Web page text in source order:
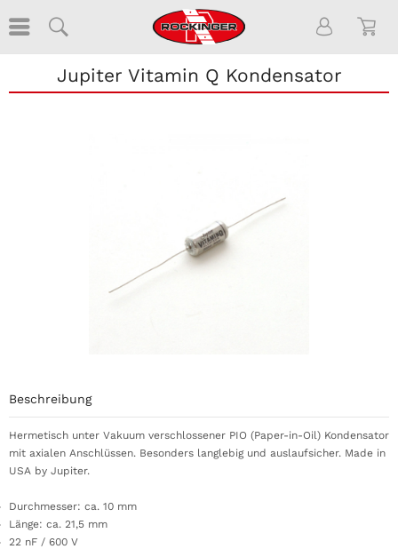
Jupiter Vitamin Q Kondensator
Beschreibung
Hermetisch unter Vakuum verschlossener PIO (Paper-in-Oil) Kondensator
mit axialen Anschlüssen. Besonders langlebig und auslaufsicher. Made in
USA by Jupiter.
Durchmesser: ca. 10 mm
Länge: ca. 21,5 mm
22 nF / 600 V